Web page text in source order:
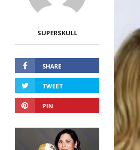
SUPERSKULL
SHARE
TWEET
PIN